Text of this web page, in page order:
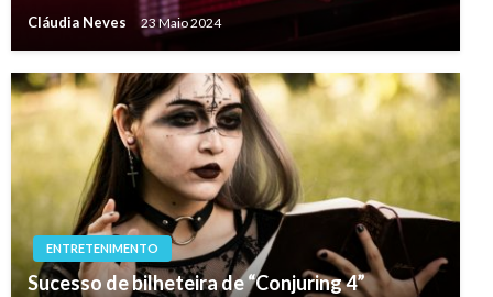
Cláudia Neves 23 Maio 2024
ENTRETENIMENTO
Sucesso de bilheteira de “Conjuring 4”